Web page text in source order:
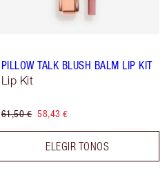
PILLOW TALK BLUSH BALM LIP KIT
Lip Kit
61,50 € 58,43 €
ELEGIR TONOS